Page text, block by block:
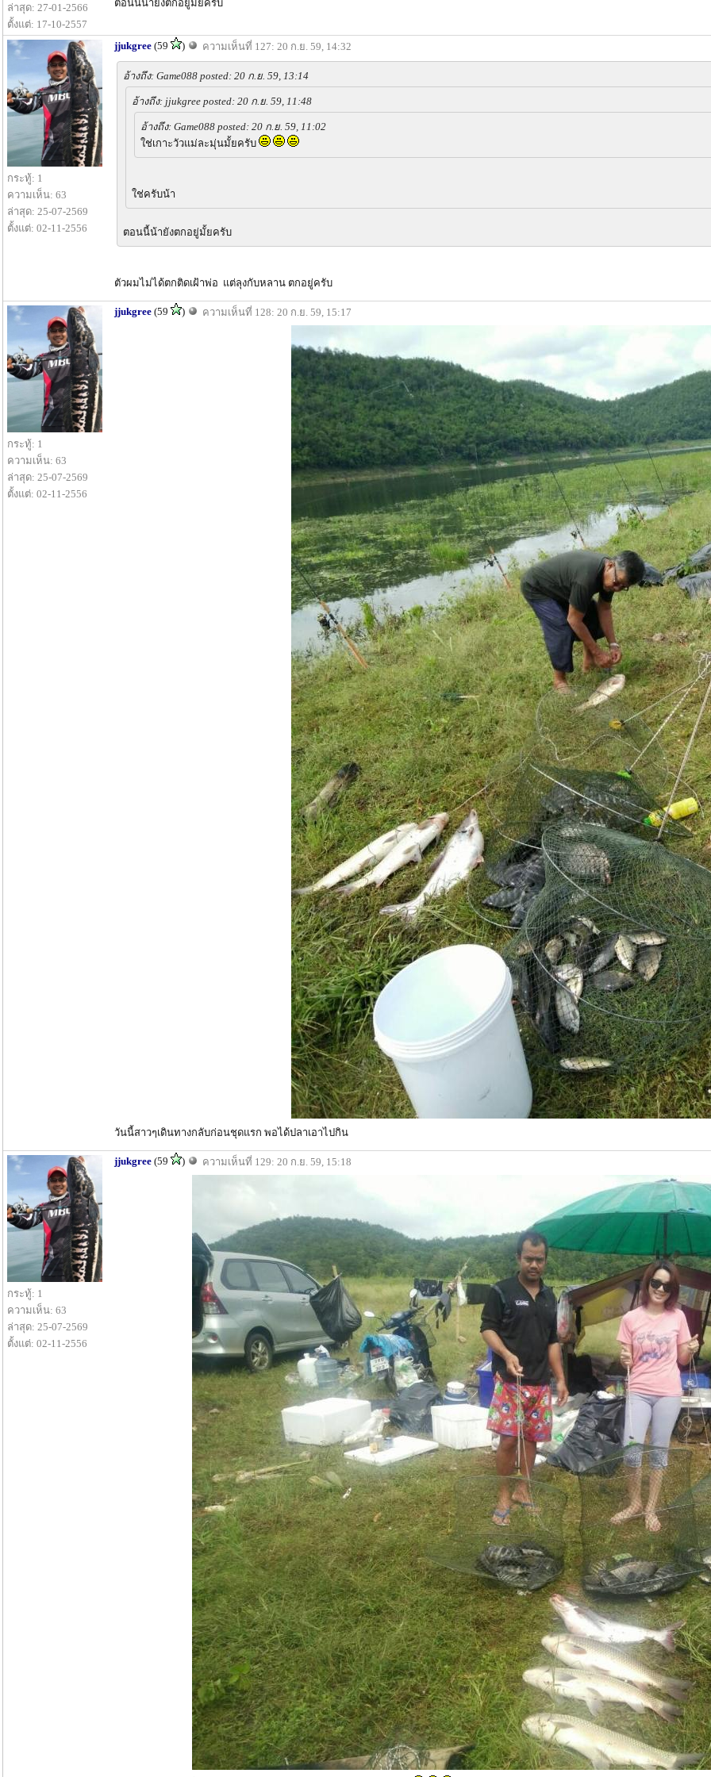
ล่าสุด: 27-01-2566
ตั้งแต่: 17-10-2557
ตอนนี้น้ายังตกอยู่มั้ยครับ
กระทู้: 1
ความเห็น: 63
ล่าสุด: 25-07-2569
ตั้งแต่: 02-11-2556
jjukgree (59 ) ความเห็นที่ 127: 20 ก.ย. 59, 14:32
อ้างถึง: Game088 posted: 20 ก.ย. 59, 13:14
อ้างถึง: jjukgree posted: 20 ก.ย. 59, 11:48
อ้างถึง: Game088 posted: 20 ก.ย. 59, 11:02
ใช่เกาะวัวแม่ละมุ่นมั้ยครับ
ใช่ครับน้า
ตอนนี้น้ายังตกอยู่มั้ยครับ
ตัวผมไม่ได้ตกติดเฝ้าพ่อ แต่ลุงกับหลาน ตกอยู่ครับ
กระทู้: 1
ความเห็น: 63
ล่าสุด: 25-07-2569
ตั้งแต่: 02-11-2556
jjukgree (59 ) ความเห็นที่ 128: 20 ก.ย. 59, 15:17
วันนี้สาวๆเดินทางกลับก่อนชุดแรก พอได้ปลาเอาไปกิน
กระทู้: 1
ความเห็น: 63
ล่าสุด: 25-07-2569
ตั้งแต่: 02-11-2556
jjukgree (59 ) ความเห็นที่ 129: 20 ก.ย. 59, 15:18